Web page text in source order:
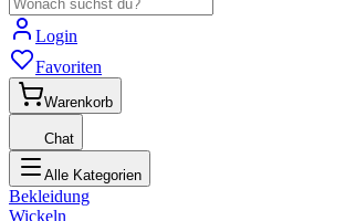
Login
Favoriten
Warenkorb
Chat
Alle Kategorien
Bekleidung
Wickeln